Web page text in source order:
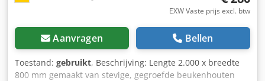
EXW Vaste prijs excl. btw
Aanvragen Bellen
Toestand: gebruikt, Beschrijving: Lengte 2.000 x breedte
800 mm gemaakt van stevige, gegroefde beukenhouten